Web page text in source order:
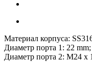
Материал корпуса:
Диаметр порта 1: 22
Диаметр порта 2: M24 x